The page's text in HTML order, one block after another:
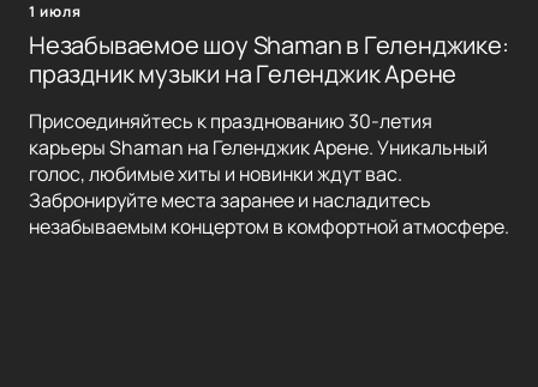
1 июля
Незабываемое шоу Shaman в Геленджике:
праздник музыки на Геленджик Арене
Присоединяйтесь к празднованию 30-летия
карьеры Shaman на Геленджик Арене. Уникальный
голос, любимые хиты и новинки ждут вас.
Забронируйте места заранее и насладитесь
незабываемым концертом в комфортной атмосфере.